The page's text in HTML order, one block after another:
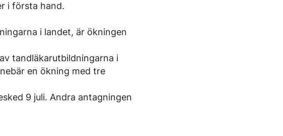
i första hand.
i landet, är ökningen
tandläkarutbildningarna i
en ökning med tre
9 juli. Andra antagningen